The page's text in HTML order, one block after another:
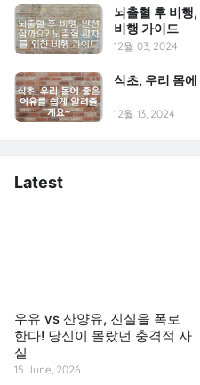
뇌출혈 후 비행
비행 가이드
12월 03, 2024
식초, 우리 몸
12월 13, 2024
Latest
우유 vs 산양유, 진실을 폭로
한다! 당신이 몰랐던 충격적 사
실
15 June, 2026